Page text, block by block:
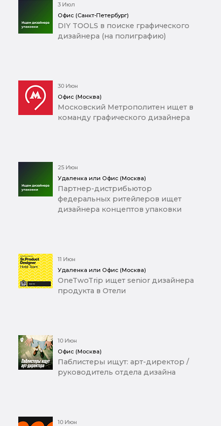
3 Июл
Офис (Санкт-Петербург)
DIY TOOLS в поиске графического
дизайнера (на полиграфию)
30 Июн
Офис (Москва)
Московский Метрополитен ищет в
команду графического дизайнера
25 Июн
Удаленка или Офис (Москва)
Партнер-дистрибьютор
федеральных ритейлеров ищет
дизайнера концептов упаковки
11 Июн
Удаленка или Офис (Москва)
OneTwoTrip ищет senior дизайнера
продукта в Отели
10 Июн
Офис (Москва)
Паблистеры ищут: арт-директор /
руководитель отдела дизайна
10 Июн